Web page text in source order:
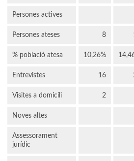
Persones actives
Persones ateses 8
% població atesa 10,26%
Entrevistes 16
Visites a domicili 2
Noves altes
Assessorament
jurídic